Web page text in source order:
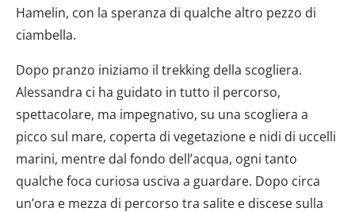
Hamelin, con la speranza di qualche altro pezzo di
ciambella.
Dopo pranzo iniziamo il trekking della scogliera.
Alessandra ci ha guidato in tutto il percorso,
spettacolare, ma impegnativo, su una scogliera a
picco sul mare, coperta di vegetazione e nidi di uccelli
marini, mentre dal fondo dell’acqua, ogni tanto
qualche foca curiosa usciva a guardare. Dopo circa
un’ora e mezza di percorso tra salite e discese sulla